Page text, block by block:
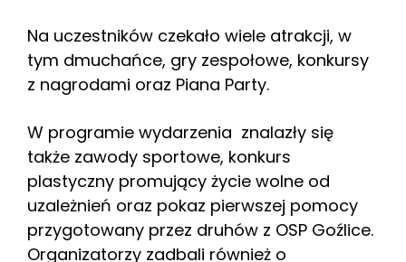
Na uczestników czekało wiele atrakcji, w
tym dmuchańce, gry zespołowe, konkursy
z nagrodami oraz Piana Party.
W programie wydarzenia znalazły się
także zawody sportowe, konkurs
plastyczny promujący życie wolne od
uzależnień oraz pokaz pierwszej pomocy
przygotowany przez druhów z OSP Goźlice.
Organizatorzy zadbali również o